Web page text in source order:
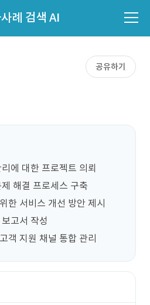
례 검색 AI
공유하기
에 대한 프로젝트 의뢰
해결 프로세스 구축
한 서비스 개선 방안 제시
고서 작성
객 지원 채널 통합 관리